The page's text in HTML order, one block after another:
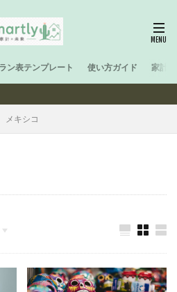
ン表テンプレート 使い方ガイド 家計
メキシコ